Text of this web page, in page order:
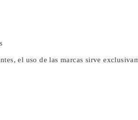
el uso de las marcas sirve